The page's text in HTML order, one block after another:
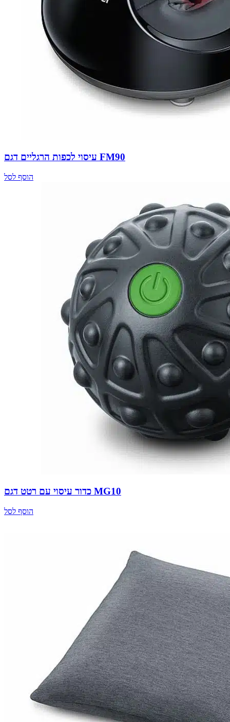
עיסוי לכפות הרגליים דגם FM90
הוסף לסל
כדור עיסוי עם רטט דגם MG10
הוסף לסל